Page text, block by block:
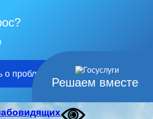
Решаем вместе
проблеме